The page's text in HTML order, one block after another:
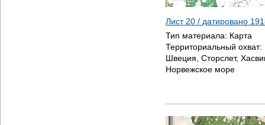
Лист 20 / датировано
Тип материала: Карта
Территориальный охват:
Швеция, Сторслет,
Норвежское море